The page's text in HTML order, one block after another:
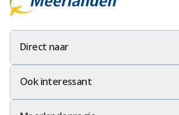
Direct naar
Ook interessant